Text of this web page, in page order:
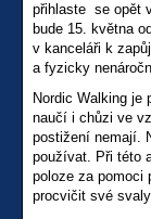
přihlaste se opět
bude 15. května
v kanceláři k
a fyzicky
Nordic Walking je
naučí i chůzi ve
postižení nemají.
používat. Při této
poloze za pomoci
procvičit své